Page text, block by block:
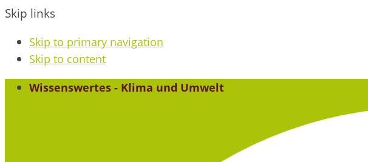
Skip links
Skip to primary navigation
Skip to content
Wissenswertes - Klima und Umwelt